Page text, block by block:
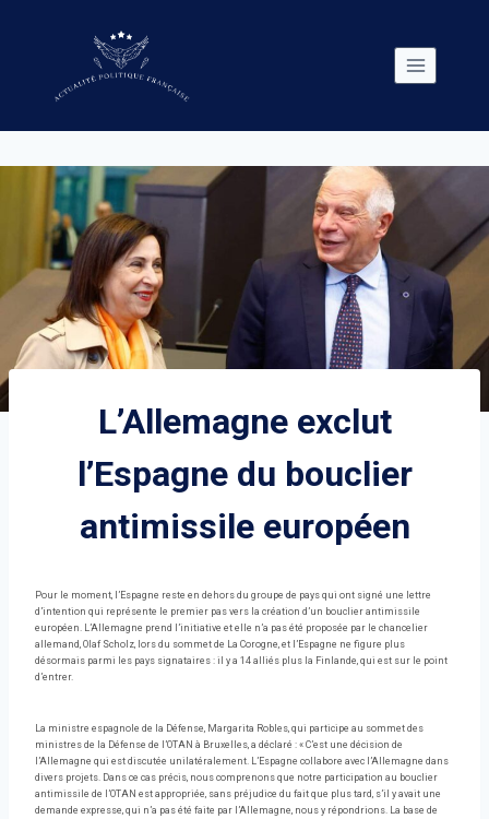
L’Allemagne exclut
l’Espagne du bouclier
antimissile européen
Pour le moment, l’Espagne reste en dehors du groupe de pays qui ont signé une lettre
d’intention qui représente le premier pas vers la création d’un bouclier antimissile
européen. L’Allemagne prend l’initiative et elle n’a pas été proposée par le chancelier
allemand, Olaf Scholz, lors du sommet de La Corogne, et l’Espagne ne figure plus
désormais parmi les pays signataires : il y a 14 alliés plus la Finlande, qui est sur le point
d’entrer.
La ministre espagnole de la Défense, Margarita Robles, qui participe au sommet des
ministres de la Défense de l’OTAN à Bruxelles, a déclaré : « C’est une décision de
l’Allemagne qui est discutée unilatéralement. L’Espagne collabore avec l’Allemagne dans
divers projets. Dans ce cas précis, nous comprenons que notre participation au bouclier
antimissile de l’OTAN est appropriée, sans préjudice du fait que plus tard, s’il y avait une
demande expresse, qui n’a pas été faite par l’Allemagne, nous y répondrions. La base de